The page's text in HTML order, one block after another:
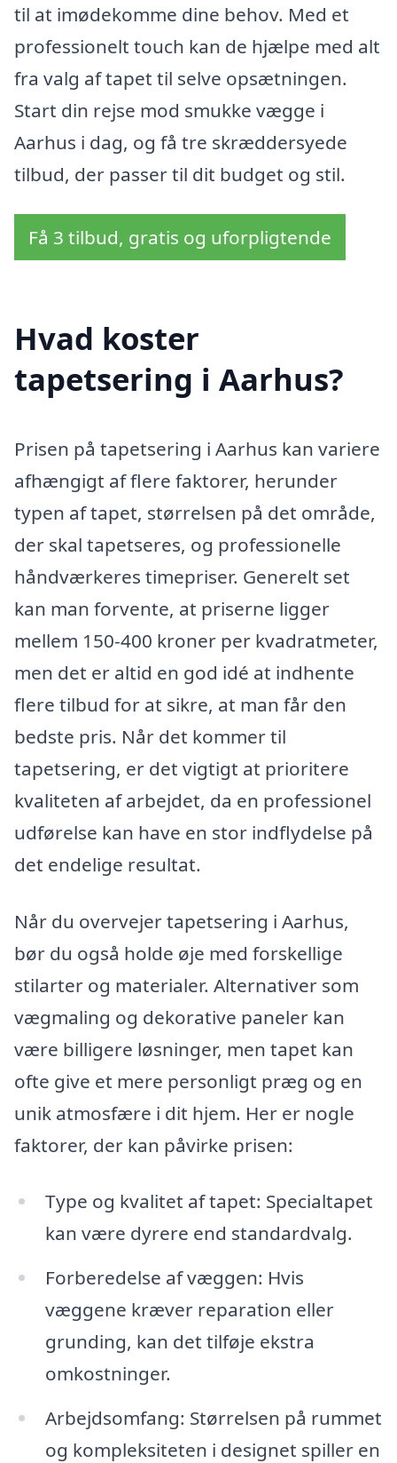
til at imødekomme dine behov. Med et
professionelt touch kan de hjælpe med alt
fra valg af tapet til selve opsætningen.
Start din rejse mod smukke vægge i
Aarhus i dag, og få tre skræddersyede
tilbud, der passer til dit budget og stil.
Få 3 tilbud, gratis og uforpligtende
Hvad koster
tapetsering i Aarhus?
Prisen på tapetsering i Aarhus kan variere
afhængigt af flere faktorer, herunder
typen af tapet, størrelsen på det område,
der skal tapetseres, og professionelle
håndværkeres timepriser. Generelt set
kan man forvente, at priserne ligger
mellem 150-400 kroner per kvadratmeter,
men det er altid en god idé at indhente
flere tilbud for at sikre, at man får den
bedste pris. Når det kommer til
tapetsering, er det vigtigt at prioritere
kvaliteten af arbejdet, da en professionel
udførelse kan have en stor indflydelse på
det endelige resultat.
Når du overvejer tapetsering i Aarhus,
bør du også holde øje med forskellige
stilarter og materialer. Alternativer som
vægmaling og dekorative paneler kan
være billigere løsninger, men tapet kan
ofte give et mere personligt præg og en
unik atmosfære i dit hjem. Her er nogle
faktorer, der kan påvirke prisen:
Type og kvalitet af tapet: Specialtapet
kan være dyrere end standardvalg.
Forberedelse af væggen: Hvis
væggene kræver reparation eller
grunding, kan det tilføje ekstra
omkostninger.
Arbejdsomfang: Størrelsen på rummet
og kompleksiteten i designet spiller en